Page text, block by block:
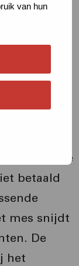
van hun
onze
om te
dan
we te
betaald
mes snijdt
De
het